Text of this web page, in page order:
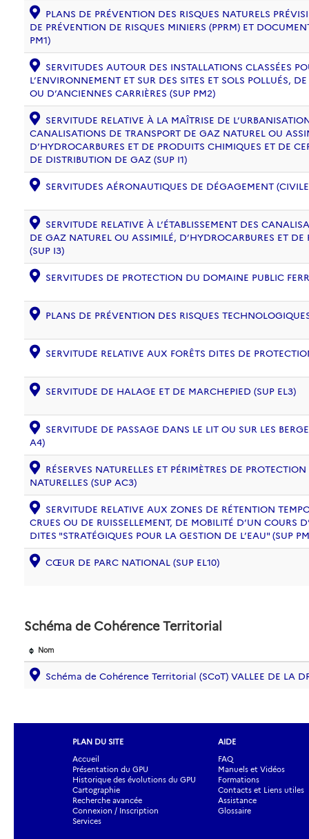
PLANS DE PRÉVENTION DES RISQUES NATURELS
DE PRÉVENTION DE RISQUES MINIERS (PPRM) ET
PM1)
SERVITUDES AUTOUR DES INSTALLATIONS CLASSÉES
L’ENVIRONNEMENT ET SUR DES SITES ET SOLS POLLUÉS,
OU D’ANCIENNES CARRIÈRES (SUP PM2)
SERVITUDE RELATIVE À LA MAÎTRISE DE
CANALISATIONS DE TRANSPORT DE GAZ NATUREL OU
D’HYDROCARBURES ET DE PRODUITS CHIMIQUES ET DE
DE DISTRIBUTION DE GAZ (SUP I1)
SERVITUDES AÉRONAUTIQUES DE DÉGAGEMENT
SERVITUDE RELATIVE À L’ÉTABLISSEMENT DES
DE GAZ NATUREL OU ASSIMILÉ, D’HYDROCARBURES ET
(SUP I3)
SERVITUDES DE PROTECTION DU DOMAINE PUBLIC
PLANS DE PRÉVENTION DES RISQUES
SERVITUDE RELATIVE AUX FORÊTS DITES DE
SERVITUDE DE HALAGE ET DE MARCHEPIED (SUP EL3)
SERVITUDE DE PASSAGE DANS LE LIT OU SUR LES
A4)
RÉSERVES NATURELLES ET PÉRIMÈTRES DE
NATURELLES (SUP AC3)
SERVITUDE RELATIVE AUX ZONES DE RÉTENTION
CRUES OU DE RUISSELLEMENT, DE MOBILITÉ D’UN COURS
DITES "STRATÉGIQUES POUR LA GESTION DE L’EAU" (SUP
CŒUR DE PARC NATIONAL (SUP EL10)
Schéma de Cohérence Territorial
Nom
Schéma de Cohérence Territorial (SCoT) VALLEE DE LA
PLAN DU SITE
Accueil
Présentation du GPU
Historique des évolutions du GPU
Cartographie
Recherche avancée
Connexion / Inscription
Services
AIDE
FAQ
Manuels et Vidéos
Formations
Contacts et Liens utiles
Assistance
Glossaire